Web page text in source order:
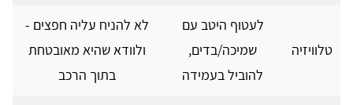
טלוויזיה
לעטוף היטב עם
שמיכה/בדים,
להוביל בעמידה
לא להניח עליה חפצים -
ולוודא שהיא מאובטחת
בתוך הרכב